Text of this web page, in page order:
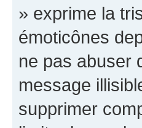
» exprime la
émoticônes
ne pas abuser
message
supprimer